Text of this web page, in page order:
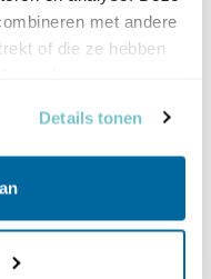
met andere
of die ze hebben
Details tonen
is zeker zo
aankomt. Jij
tegen slakken,
wat wij
gaan ophalen gaat